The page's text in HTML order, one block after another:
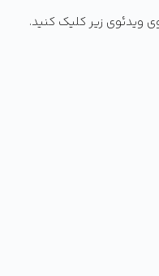
ویدئوی زیر کلیک کنید.